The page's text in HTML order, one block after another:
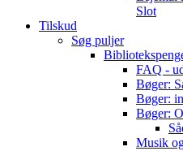
Slot
Tilskud
Søg puljer
FAQ -
Bøger:
Bøger:
Bøger:
Musik